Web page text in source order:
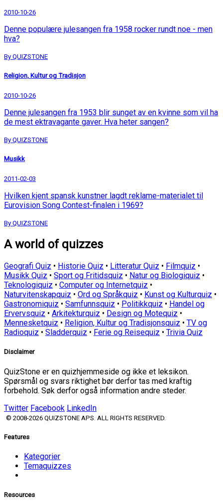
2010-10-26
Denne populære julesangen fra 1958 rocker rundt noe - men
hva?
By QUIZSTONE
Religion, Kultur og Tradisjon
2010-10-26
Denne julesangen fra 1953 blir sunget av en kvinne som vil ha
de mest ektravagante gaver. Hva heter sangen?
By QUIZSTONE
Musikk
2011-02-03
Hvilken kjent spansk kunstner lagdt reklame-materialet til
Eurovision Song Contest-finalen i 1969?
By QUIZSTONE
A world of quizzes
Geografi Quiz • Historie Quiz • Litteratur Quiz • Filmquiz •
Musikk Quiz • Sport og Fritidsquiz • Natur og Biologiquiz •
Teknologiquiz • Computer og Internetquiz •
Naturvitenskapquiz • Ord og Språkquiz • Kunst og Kulturquiz •
Gastronomiquiz • Samfunnsquiz • Politikkquiz • Handel og
Ervervsquiz • Arkitekturquiz • Design og Motequiz •
Mennesketquiz • Religion, Kultur og Tradisjonsquiz • TV og
Radioquiz • Sladderquiz • Ferie og Reisequiz • Trivia Quiz
Disclaimer
QuizStone er en quizhjemmeside og ikke et leksikon.
Spørsmål og svars riktighet bør derfor tas med kraftig
forbehold. Søk derfor også information andre steder.
Twitter Facebook LinkedIn
© 2008-2026 QUIZSTONE APS. ALL RIGHTS RESERVED.
Features
Kategorier
Temaquizzes
Resources